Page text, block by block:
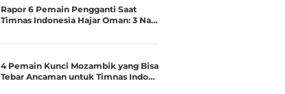
Rapor 6 Pemain Pengganti Saat
Timnas Indonesia Hajar Oman: 3 Na…
4 Pemain Kunci Mozambik yang Bisa
Tebar Ancaman untuk Timnas Indo…